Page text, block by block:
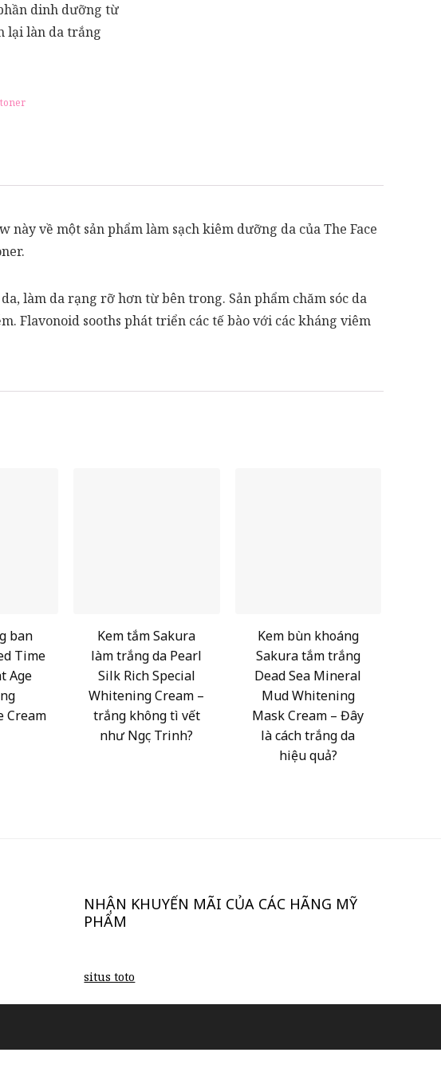
dinh dưỡng từ
lại làn da trắng
toner
về một sản phẩm làm sạch kiêm dưỡng da của The Face
làm da rạng rỡ hơn từ bên trong. Sản phẩm chăm sóc da
Flavonoid sooths phát triển các tế bào với các kháng viêm
ban
Time
Age
Cream
Kem tắm Sakura
làm trắng da Pearl
Silk Rich Special
Whitening Cream –
trắng không tì vết
như Ngọc Trinh?
Kem bùn khoáng
Sakura tắm trắng
Dead Sea Mineral
Mud Whitening
Mask Cream – Đây
là cách trắng da
hiệu quả?
NHẬN KHUYẾN MÃI CỦA CÁC HÃNG MỸ
PHẨM
situs toto